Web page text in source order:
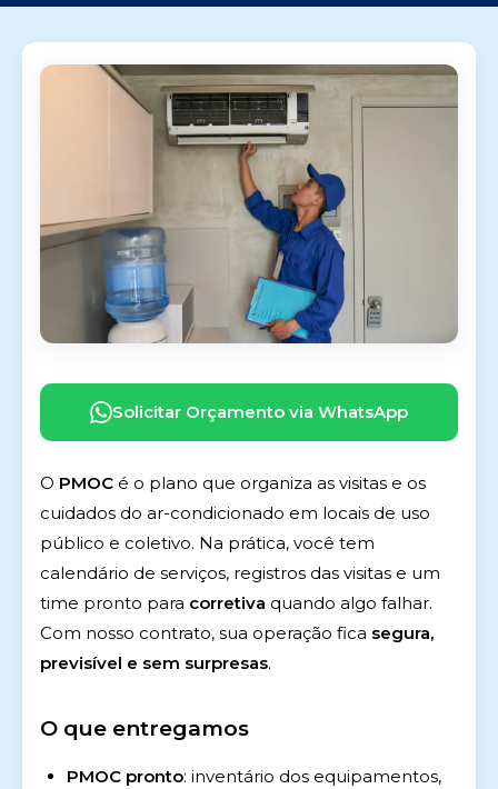
Solicitar Orçamento via WhatsApp
O PMOC é o plano que organiza as visitas e os
cuidados do ar-condicionado em locais de uso
público e coletivo. Na prática, você tem
calendário de serviços, registros das visitas e um
time pronto para corretiva quando algo falhar.
Com nosso contrato, sua operação fica segura,
previsível e sem surpresas.
O que entregamos
PMOC pronto: inventário dos equipamentos,